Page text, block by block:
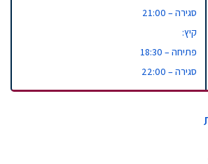
סגירה – 21:00
קיץ:
פתיחה – 18:30​
סגירה – 22:00